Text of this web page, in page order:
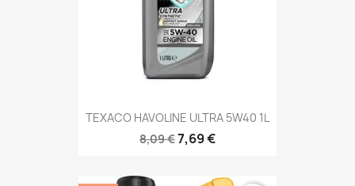
TEXACO HAVOLINE ULTRA 5W40 1L
8,09 €7,69 €